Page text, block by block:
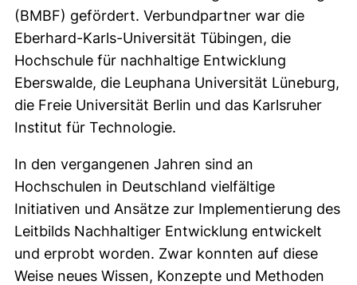
(BMBF) gefördert. Verbundpartner war die
Eberhard-Karls-Universität Tübingen, die
Hochschule für nachhaltige Entwicklung
Eberswalde, die Leuphana Universität Lüneburg,
die Freie Universität Berlin und das Karlsruher
Institut für Technologie.
In den vergangenen Jahren sind an
Hochschulen in Deutschland vielfältige
Initiativen und Ansätze zur Implementierung des
Leitbilds Nachhaltiger Entwicklung entwickelt
und erprobt worden. Zwar konnten auf diese
Weise neues Wissen, Konzepte und Methoden